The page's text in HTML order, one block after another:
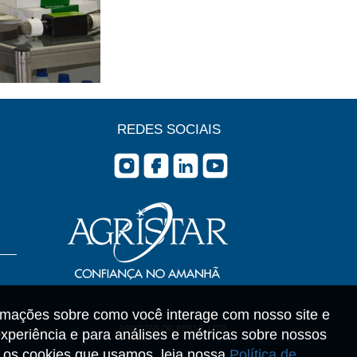
sobre como você interage com nosso site e
e para análises e métricas sobre nossos
REDES SOCIAIS
AGRISTAR DO BRASIL LTDA